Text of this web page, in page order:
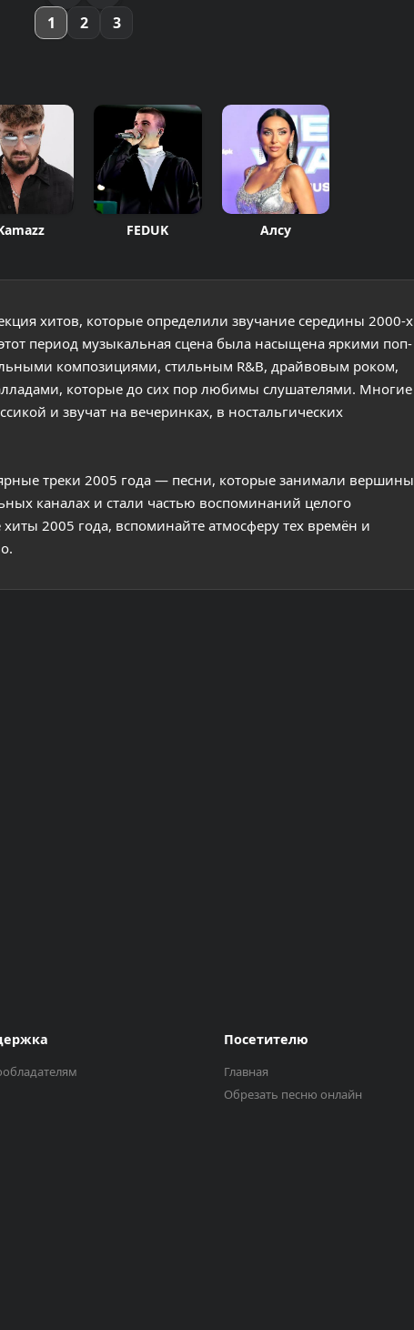
1 2 3
FEDUK Алсу
хитов, которые определили звучание середины 2000-х
период музыкальная сцена была насыщена яркими поп-
композициями, стильным R&B, драйвовым роком,
которые до сих пор любимы слушателями. Многие
и звучат на вечеринках, в ностальгических
треки 2005 года — песни, которые занимали вершины
каналах и стали частью воспоминаний целого
2005 года, вспоминайте атмосферу тех времён и
Посетителю
Главная
Обрезать песню онлайн